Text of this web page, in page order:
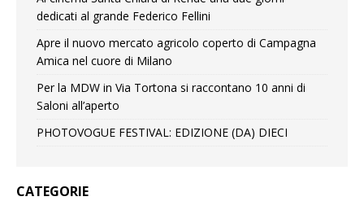
dedicati al grande Federico Fellini
Apre il nuovo mercato agricolo coperto di Campagna
Amica nel cuore di Milano
Per la MDW in Via Tortona si raccontano 10 anni di
Saloni all’aperto
PHOTOVOGUE FESTIVAL: EDIZIONE (DA) DIECI
CATEGORIE